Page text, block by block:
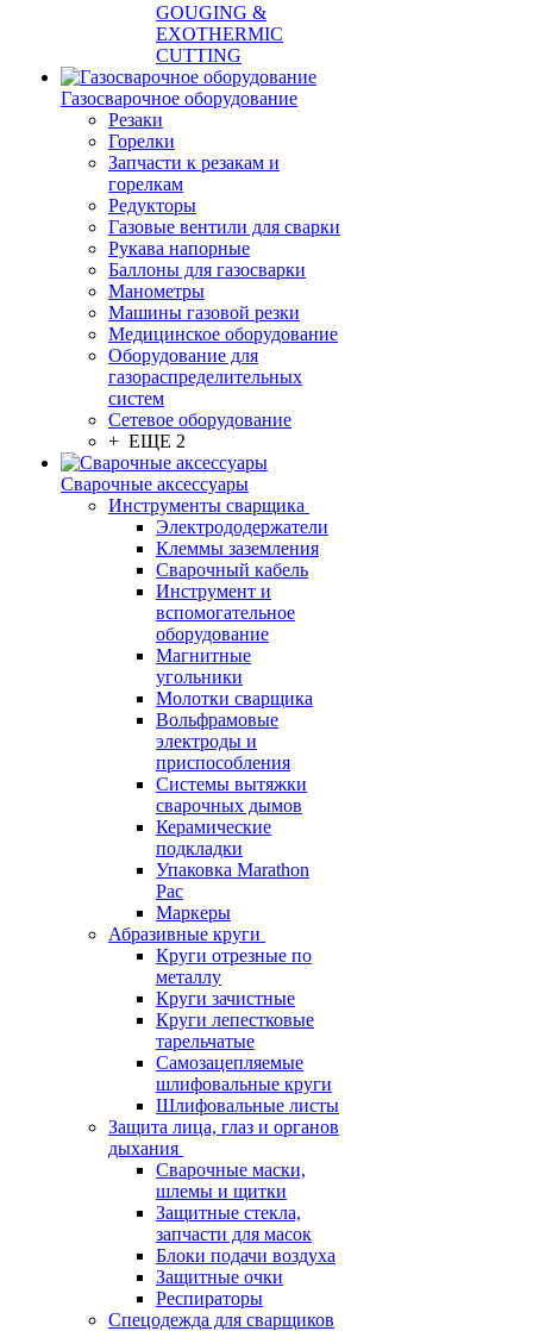
GOUGING &
EXOTHERMIC
CUTTING
Газосварочное оборудование
Резаки
Горелки
Запчасти к резакам и
горелкам
Редукторы
Газовые вентили для сварки
Рукава напорные
Баллоны для газосварки
Манометры
Машины газовой резки
Медицинское оборудование
Оборудование для
газораспределительных
систем
Сетевое оборудование
+ ЕЩЕ 2
Сварочные аксессуары
Инструменты сварщика
Электрододержатели
Клеммы заземления
Сварочный кабель
Инструмент и
вспомогательное
оборудование
Магнитные
угольники
Молотки сварщика
Вольфрамовые
электроды и
приспособления
Системы вытяжки
сварочных дымов
Керамические
подкладки
Упаковка Marathon
Pac
Маркеры
Абразивные круги
Круги отрезные по
металлу
Круги зачистные
Круги лепестковые
тарельчатые
Самозацепляемые
шлифовальные круги
Шлифовальные листы
Защита лица, глаз и органов
дыхания
Сварочные маски,
шлемы и щитки
Защитные стекла,
запчасти для масок
Блоки подачи воздуха
Защитные очки
Респираторы
Спецодежда для сварщиков